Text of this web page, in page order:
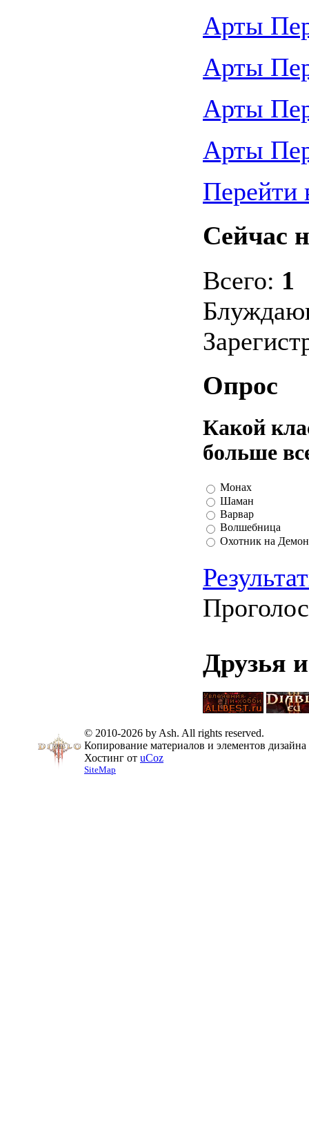
Арты
Арты
Арты
Арты
Перейти
Сейчас
Всего: 1
Опрос
Какой
больше
Монах
Шаман
Варвар
Волшебница
Охотник на
Друзья
© 2010-2026 by Ash. All rights reserved.
Копирование материалов и элементов
Хостинг от uCoz
SiteMap